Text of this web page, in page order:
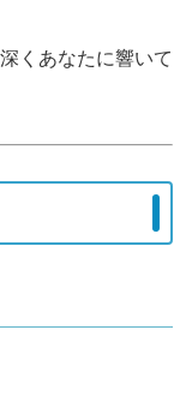
くあなたに響いて